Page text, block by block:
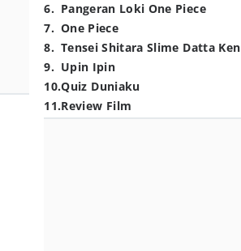
6. Pangeran Loki One Piece
7. One Piece
8. Tensei Shitara Slime Datta Ken
9. Upin Ipin
10.Quiz Duniaku
11.Review Film